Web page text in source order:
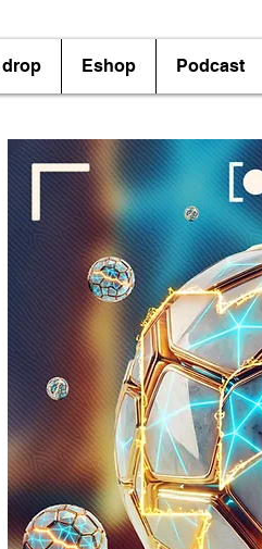
drop Eshop Podcast